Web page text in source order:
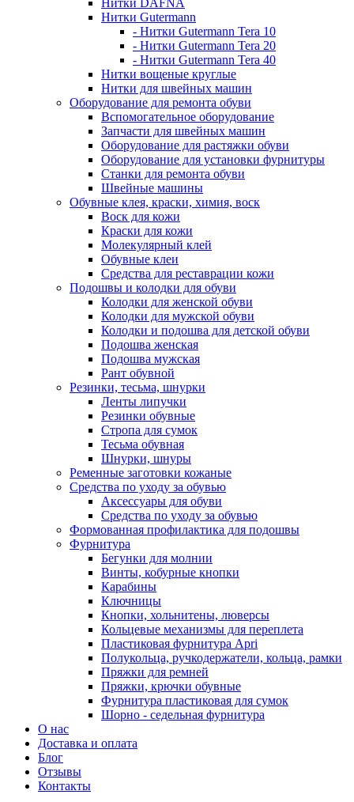
Нитки DAFNA
Нитки Gutermann
- Нитки Gutermann Tera 10
- Нитки Gutermann Tera 20
- Нитки Gutermann Tera 40
Нитки вощеные круглые
Нитки для швейных машин
Оборудование для ремонта обуви
Вспомогательное оборудование
Запчасти для швейных машин
Оборудование для растяжки обуви
Оборудование для установки фурнитуры
Станки для ремонта обуви
Швейные машины
Обувные клея, краски, химия, воск
Воск для кожи
Краски для кожи
Молекулярный клей
Обувные клеи
Средства для реставрации кожи
Подошвы и колодки для обуви
Колодки для женской обуви
Колодки для мужской обуви
Колодки и подошва для детской обуви
Подошва женская
Подошва мужская
Рант обувной
Резинки, тесьма, шнурки
Ленты липучки
Резинки обувные
Стропа для сумок
Тесьма обувная
Шнурки, шнуры
Ременные заготовки кожаные
Средства по уходу за обувью
Аксессуары для обуви
Средства по уходу за обувью
Формованная профилактика для подошвы
Фурнитура
Бегунки для молнии
Винты, кобурные кнопки
Карабины
Ключницы
Кнопки, хольнитены, люверсы
Кольцевые механизмы для переплета
Пластиковая фурнитура Apri
Полукольца, ручкодержатели, кольца, рамки
Пряжки для ремней
Пряжки, крючки обувные
Фурнитура пластиковая для сумок
Шорно - седельная фурнитура
О нас
Доставка и оплата
Блог
Отзывы
Контакты